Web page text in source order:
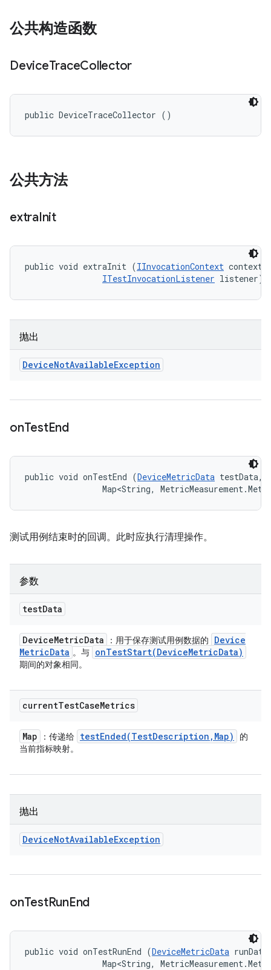
公共构造函数
DeviceTraceCollector
public DeviceTraceCollector ()
公共方法
extraInit
public void extraInit (IInvocationContext
ITestInvocationListener listener)
抛出
DeviceNotAvailableException
onTestEnd
public void onTestEnd (DeviceMetricData testData,
Map<String,
测试用例结束时的回调。此时应执行清理操作。
参数
testData
DeviceMetricData ：用于保存测试用例数据的
Device
MetricData 。与 onTestStart(DeviceMetricData)
期间的对象相同。
currentTestCaseMetrics
Map ：传递给 testEnded(TestDescription , Map)
的
当前指标映射。
抛出
DeviceNotAvailableException
onTestRunEnd
public void onTestRunEnd (DeviceMetricData
Map<String,